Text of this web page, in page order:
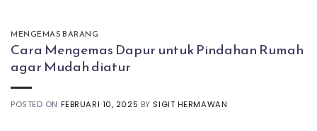
MENGEMAS BARANG
Cara Mengemas Dapur untuk Pindahan Rumah
agar Mudah diatur
POSTED ON FEBRUARI 10, 2025 BY SIGIT HERMAWAN